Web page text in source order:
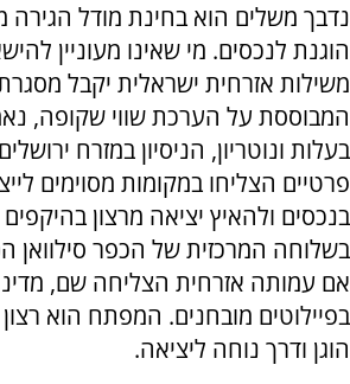
נדבך משלים הוא בחינת מודל הגירה
הוגנת לנכסים. מי שאינו מעוניין
משילות אזרחית ישראלית יקבל
המבוססת על הערכת שווי שקופה,
בעלות ונוטריון, הניסיון במזרח
פרטיים הצליחו במקומות מסוימים
בנכסים ולהאיץ יציאה מרצון
בשלוחה המרכזית של הכפר סילוואן
אם עמותה אזרחית הצליחה שם,
בפיילוטים מובחנים. המפתח הוא רצון
הוגן ודרך נוחה ליציאה.